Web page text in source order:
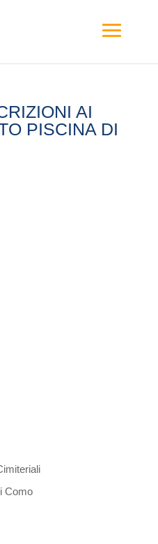
AI
PISCINA DI
Como